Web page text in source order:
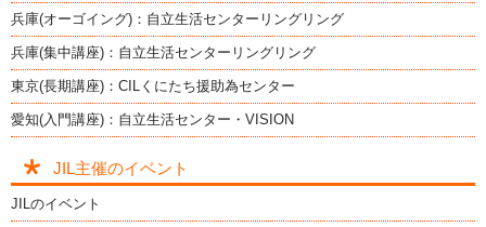
兵庫(オーゴイング)：自立生活センターリングリング
兵庫(集中講座)：自立生活センターリングリング
東京(長期講座)：CILくにたち援助為センター
愛知(入門講座)：自立生活センター・VISION
JIL主催のイベント
JILのイベント